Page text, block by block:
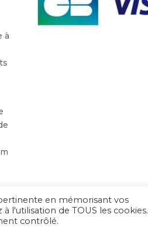
à
2026– Tous droits réservés
en mémorisant vos
l'utilisation de TOUS les cookies.
contrôlé.